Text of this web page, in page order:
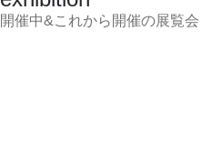
開催中&これから開催の展覧会